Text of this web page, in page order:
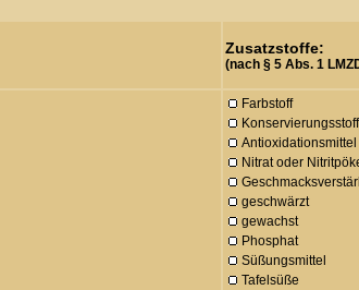
Zusatzstoffe:
(nach § 5 Abs. 1
Farbstoff
Konservierungsstoff
Antioxidationsmittel
Nitrat oder
geschwärzt
gewachst
Phosphat
Süßungsmittel
Tafelsüße